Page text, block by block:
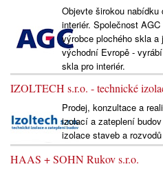
Objevte širokou
interiér. Společnost
výrobce plochého skla
východní Evropě -
skla pro interiér.
IZOLTECH s.r.o. - technické
Prodej, konzultace a
izolací a zateplení
izolace staveb a
HAAS + SOHN Rukov s.r.o.